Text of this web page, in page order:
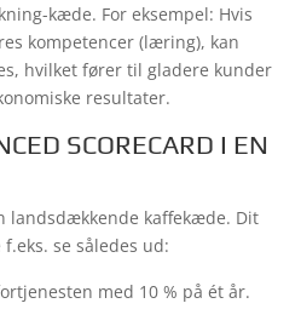
kæde. For eksempel: Hvis
kompetencer (læring), kan
hvilket fører til gladere kunder
resultater.
SCORECARD I EN
landsdækkende kaffekæde. Dit
se således ud:
med 10 % på ét år.